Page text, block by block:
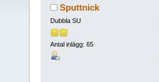
Sputtnick
Dubbla SU
Antal inlägg: 65